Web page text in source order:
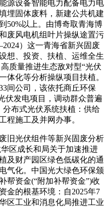
源设备智能电力配备电力电
埋固体废料，新建公共机建
50%以上。由博奇取青海博
废风电机组叶片操纵途置污
）这一青海省新兴固废
想、投资、扶植、运维全生
质量推进生态敌对型“光伏
体化等分析操纵项目扶植。
间公司，该依托商丘环保
伏发电项目，调动群众普遍
布式光伏系统扶植：供给
程施工及并网办事。
光伏组件等新兴固废分析
区成长和局关于加速推进
及财产园区绿色低碳化的通
气化。中国光大绿色环保颁
帮资金(“附加补帮资金”)收
金的根基环境：自2025年7
区工业和消息化局推进工业